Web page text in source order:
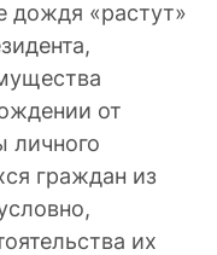
дождя «растут»
от
личного
граждан из
их